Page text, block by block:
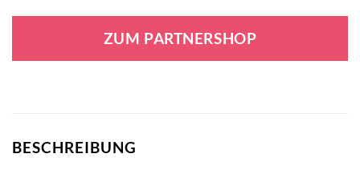
war:
64,95 €
ist:
37,95 €.
ZUM PARTNERSHOP
BESCHREIBUNG